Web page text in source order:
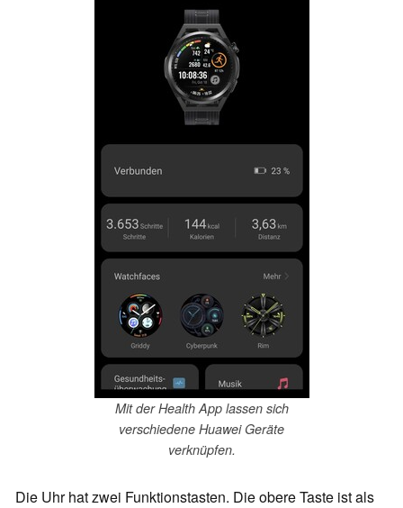
Mit der Health App lassen sich
verschiedene Huawei Geräte
verknüpfen.
Die Uhr hat zwei Funktionstasten. Die obere Taste ist als